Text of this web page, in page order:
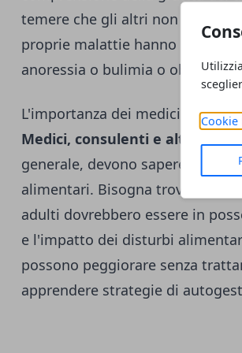
Cookie
temere che gli altri non credano
proprie malattie hanno persino
anoressia o bulimia o obesità di
L'importanza dei medici
Medici, consulenti e altri
generale, devono sapere
alimentari. Bisogna trovare una
adulti dovrebbero essere in
e l'impatto dei disturbi
possono peggiorare senza
apprendere strategie di